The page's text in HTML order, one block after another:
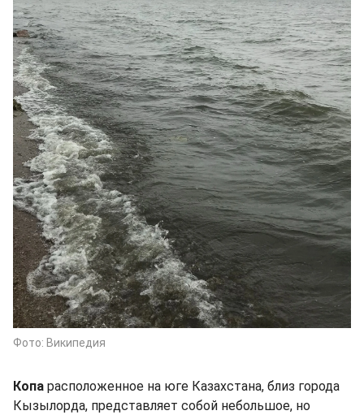
Фото: Википедия
Копа расположенное на юге Казахстана, близ города
Кызылорда, представляет собой небольшое, но